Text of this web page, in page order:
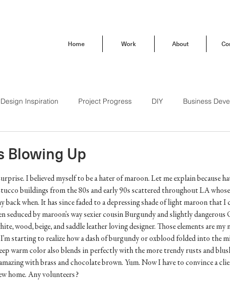
Home Work About
Design Inspiration Project Progress DIY Business
Brand Love Our Buena Vista Home
Blowing Up
I believed myself to be a hater of maroon. Let me explain because
buildings from the 80s and early 90s scattered throughout LA
back when. It has since faded to a depressing shade of light maroon that I
seduced by maroon's way sexier cousin Burgundy and slightly dangerous
wood, beige, and saddle leather loving designer. Those elements are my
starting to realize how a dash of burgundy or oxblood folded into the
warm color also blends in perfectly with the more trendy rusts and
with brass and chocolate brown. Yum. Now I have to convince a
home. Any volunteers?